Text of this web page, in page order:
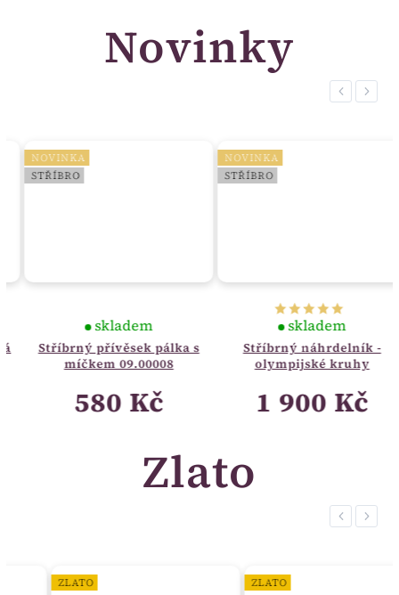
Novinky
Previous
NOVINKA
STŘÍBRO
Stříbrný přívěsek pálka s
míčkem 09.00008
skladem
580 Kč
NOVINKA
STŘÍBRO
Stříbrný náhrdelník -
olympijské kruhy
skladem
1 900 Kč
Next
Zlato
Previous
Next